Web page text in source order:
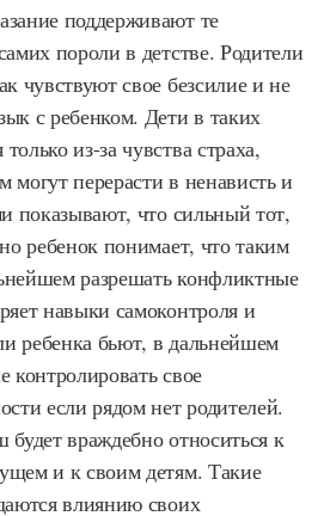
поддерживают те
пороли в детстве. Родители
чувствуют свое безсилие и не
с ребенком. Дети в таких
из-за чувства страха,
могут перерасти в ненависть и
показывают, что сильный тот,
ребенок понимает, что таким
разрешать конфликтные
навыки самоконтроля и
ребенка бьют, в дальнейшем
контролировать свое
если рядом нет родителей.
враждебно относиться к
и к своим детям. Такие
влиянию своих